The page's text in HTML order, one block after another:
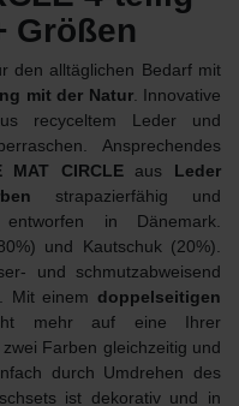
Größen
den alltäglichen Bedarf mit
mit der Natur. Innovative
recyceltem Leder und
Ansprechendes
MAT CIRCLEaus Leder
strapazierfähig und
in Dänemark.
und Kautschuk (20%).
und schmutzabweisend
Mit einem doppelseitigen
mehr auf eine Ihrer
Farben gleichzeitig und
durch Umdrehen des
ist dekorativ und in